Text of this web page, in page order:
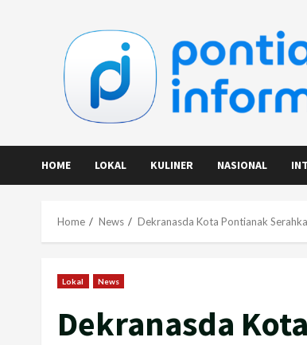
HOME LOKAL KULINER NASIONAL
Home News Dekranasda Kota Pontianak
Lokal News
Dekranasda